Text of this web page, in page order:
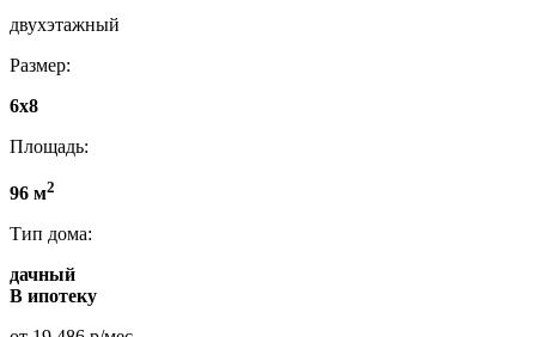
двухэтажный
Размер:
6х8
Площадь:
96 м2
Тип дома:
дачный
В ипотеку